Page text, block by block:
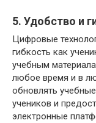
5. Удобство и
Цифровые
гибкость как
учебным
любое время и в
обновлять
учеников и
электронные